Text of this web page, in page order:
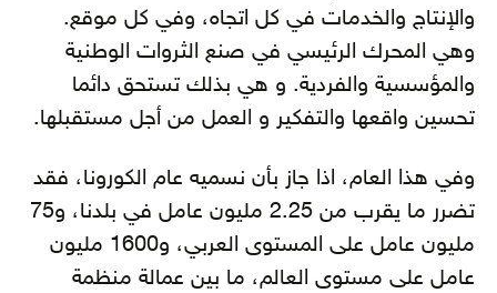
والإنتاج والخدمات في كل اتجاه، وفي كل موقع.
وهي المحرك الرئيسي في صنع الثروات الوطنية
والمؤسسية والفردية. و هي بذلك تستحق دائما
تحسين واقعها والتفكير و العمل من أجل مستقبلها.
وفي هذا العام، اذا جاز بأن نسميه عام الكورونا، فقد
تضرر ما يقرب من 2.25 مليون عامل في بلدنا، و75
مليون عامل على المستوى العربي، و1600 مليون
عامل على مستوى العالم، ما بين عمالة منظمة